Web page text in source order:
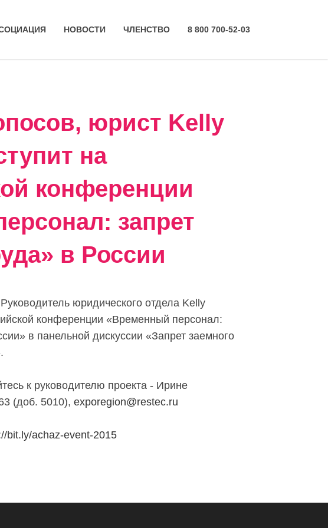
НОВОСТИ ЧЛЕНСТВО 8 800 700-52-03
юрист Kelly
на
конференции
запрет
в России
юридического отдела Kelly
конференции «Временный персонал:
в панельной дискуссии «Запрет заемного
к руководителю проекта - Ирине
(доб. 5010),exporegion@restec.ru
bit.ly/achaz-event-2015